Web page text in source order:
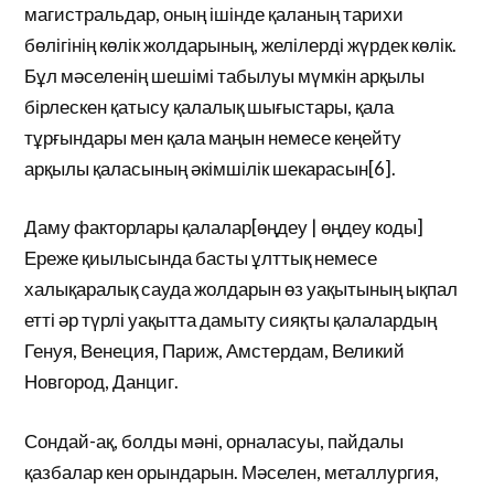
магистральдар, оның ішінде қаланың тарихи
бөлігінің көлік жолдарының, желілерді жүрдек көлік.
Бұл мәселенің шешімі табылуы мүмкін арқылы
бірлескен қатысу қалалық шығыстары, қала
тұрғындары мен қала маңын немесе кеңейту
арқылы қаласының әкімшілік шекарасын[6].
Даму факторлары қалалар[өңдеу | өңдеу коды]
Ереже қиылысында басты ұлттық немесе
халықаралық сауда жолдарын өз уақытының ықпал
етті әр түрлі уақытта дамыту сияқты қалалардың
Генуя, Венеция, Париж, Амстердам, Великий
Новгород, Данциг.
Сондай-ақ, болды мәні, орналасуы, пайдалы
қазбалар кен орындарын. Мәселен, металлургия,